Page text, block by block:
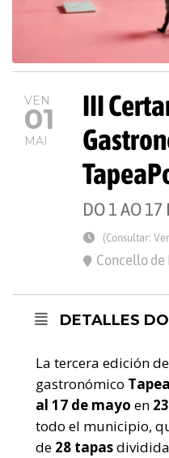
VEN
01
MAI
III
DO 1 AO
(Consultar:
Concello de
DETALLES
La tercera edición
gastronómico
al 17 de mayo en
todo el municipio,
de 28 tapas